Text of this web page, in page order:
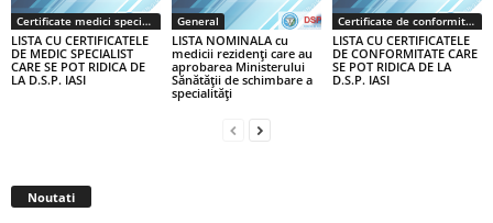
Certificate medici specialiști / primari
LISTA CU CERTIFICATELE
DE MEDIC SPECIALIST
CARE SE POT RIDICA DE
LA D.S.P. IASI
General
LISTA NOMINALA cu
medicii rezidenţi care au
aprobarea Ministerului
Sănătăţii de schimbare a
specialităţi
Certificate de conformitate
LISTA CU CERTIFICATELE
DE CONFORMITATE CARE
SE POT RIDICA DE LA
D.S.P. IASI
Noutati